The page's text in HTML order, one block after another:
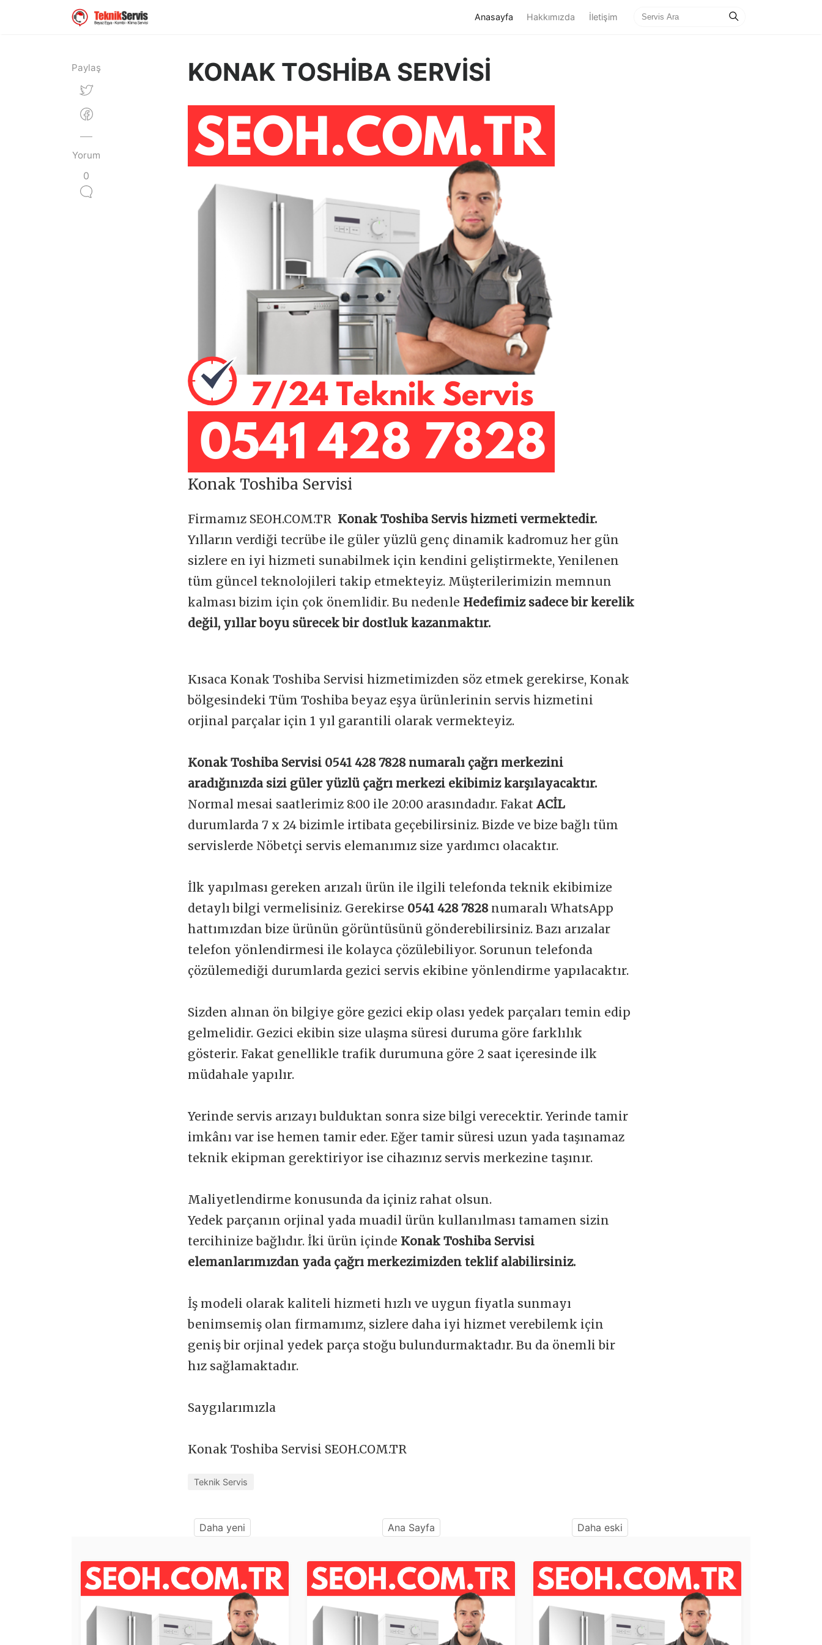
Anasayfa (current)
Hakkımızda İletişim
Paylaş
Yorum
0
KONAK TOSHİBA SERVİSİ
Konak Toshiba Servisi
Firmamız SEOH.COM.TR Konak Toshiba Servis hizmeti vermektedir.
Yılların verdiği tecrübe ile güler yüzlü genç dinamik kadromuz her gün
sizlere en iyi hizmeti sunabilmek için kendini geliştirmekte, Yenilenen
tüm güncel teknolojileri takip etmekteyiz. Müşterilerimizin memnun
kalması bizim için çok önemlidir. Bu nedenle Hedefimiz sadece bir kerelik
değil, yıllar boyu sürecek bir dostluk kazanmaktır.
Kısaca Konak Toshiba Servisi hizmetimizden söz etmek gerekirse, Konak
bölgesindeki Tüm Toshiba beyaz eşya ürünlerinin servis hizmetini
orjinal parçalar için 1 yıl garantili olarak vermekteyiz.
Konak Toshiba Servisi 0541 428 7828 numaralı çağrı merkezini
aradığınızda sizi güler yüzlü çağrı merkezi ekibimiz karşılayacaktır.
Normal mesai saatlerimiz 8:00 ile 20:00 arasındadır. Fakat ACİL
durumlarda 7 x 24 bizimle irtibata geçebilirsiniz. Bizde ve bize bağlı tüm
servislerde Nöbetçi servis elemanımız size yardımcı olacaktır.
İlk yapılması gereken arızalı ürün ile ilgili telefonda teknik ekibimize
detaylı bilgi vermelisiniz. Gerekirse 0541 428 7828 numaralı WhatsApp
hattımızdan bize ürünün görüntüsünü gönderebilirsiniz. Bazı arızalar
telefon yönlendirmesi ile kolayca çözülebiliyor. Sorunun telefonda
çözülemediği durumlarda gezici servis ekibine yönlendirme yapılacaktır.
Sizden alınan ön bilgiye göre gezici ekip olası yedek parçaları temin edip
gelmelidir. Gezici ekibin size ulaşma süresi duruma göre farklılık
gösterir. Fakat genellikle trafik durumuna göre 2 saat içeresinde ilk
müdahale yapılır.
Yerinde servis arızayı bulduktan sonra size bilgi verecektir. Yerinde tamir
imkânı var ise hemen tamir eder. Eğer tamir süresi uzun yada taşınamaz
teknik ekipman gerektiriyor ise cihazınız servis merkezine taşınır.
Maliyetlendirme konusunda da içiniz rahat olsun.
Yedek parçanın orjinal yada muadil ürün kullanılması tamamen sizin
tercihinize bağlıdır. İki ürün içinde Konak Toshiba Servisi
elemanlarımızdan yada çağrı merkezimizden teklif alabilirsiniz.
İş modeli olarak kaliteli hizmeti hızlı ve uygun fiyatla sunmayı
benimsemiş olan firmamımz, sizlere daha iyi hizmet verebilemk için
geniş bir orjinal yedek parça stoğu bulundurmaktadır. Bu da önemli bir
hız sağlamaktadır.
Saygılarımızla
Konak Toshiba Servisi SEOH.COM.TR
Teknik Servis
Daha yeni Ana Sayfa Daha eski